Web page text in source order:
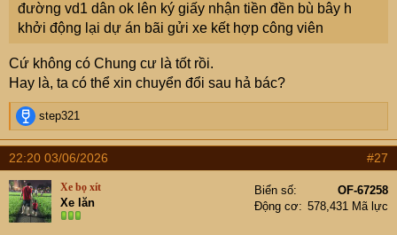
đường vd1 dân ok lên ký giấy nhận tiền đền bù bây h
khởi động lại dự án bãi gửi xe kết hợp công viên
Cứ không có Chung cư là tốt rồi.
Hay là, ta có thể xin chuyển đổi sau hả bác?
R
e
a
c
t
i
o
n
step321
22:20 03/06/2026 #27
Xe bọ xít
Xe lăn
Biển số
OF-67258
Động cơ
578,431 Mã lực